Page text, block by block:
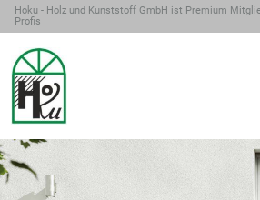
Hoku - Holz und Kunststoff GmbH ist Premium
Profis